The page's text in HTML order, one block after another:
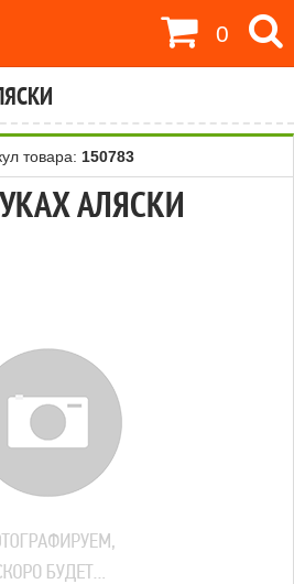
товара: 150783
АЛЯСКИ
0